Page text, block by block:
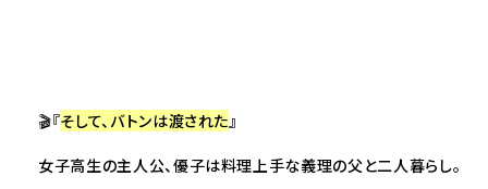
🎬『そして、バトンは渡された』
女子高生の主人公、優子は料理上手な義理の父と二人暮らし。